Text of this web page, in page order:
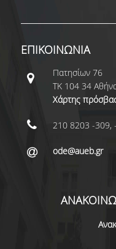
ΕΠΙΚΟΙΝΩΝΙΑ
Πατησίων 76
ΤΚ 104 34
Χάρτης
210 8203 -309,
ode@aueb.gr